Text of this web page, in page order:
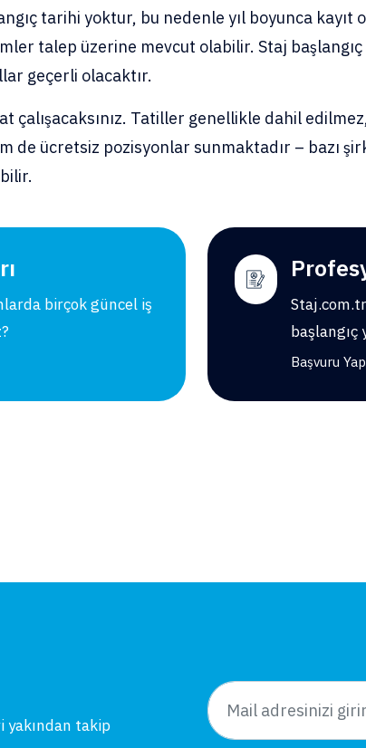
tarihi yoktur, bu nedenle yıl boyunca
talep üzerine mevcut olabilir. Staj
geçerli olacaktır.
Tatiller genellikle dahil
de ücretsiz pozisyonlar sunmaktadır – bazı
birçok güncel iş
başlangıç
Başvuru Yap
yakından takip